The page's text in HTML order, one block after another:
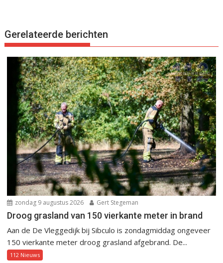
Gerelateerde berichten
zondag 9 augustus 2026 Gert Stegeman
Droog grasland van 150 vierkante meter in brand
Aan de De Vleggedijk bij Sibculo is zondagmiddag ongeveer
150 vierkante meter droog grasland afgebrand. De...
112 Nieuws